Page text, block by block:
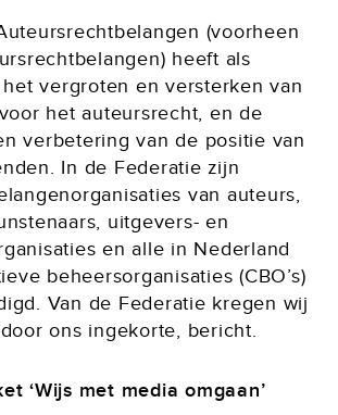
(voorheen
heeft als
vergroten en versterken van
het auteursrecht, en de
verbetering van de positie van
In de Federatie zijn
van auteurs,
uitgevers- en
en alle in Nederland
beheersorganisaties (CBO’s)
Van de Federatie kregen wij
ons ingekorte, bericht.
‘Wijs met media omgaan’